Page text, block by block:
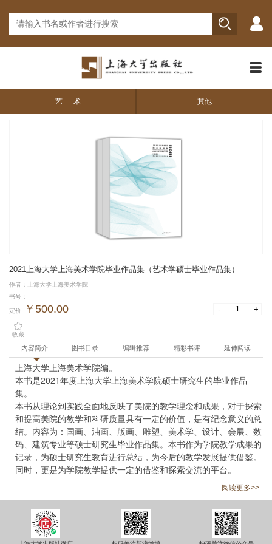
艺 术 其他
2021上海大学上海美术学院毕业作品集（艺术学硕士毕业作品集）
作者：上海大学上海美术学院
书号：
定价 ￥500.00 - +
收藏
内容简介 图书目录 编辑推荐 精彩书评 延伸阅读
上海大学上海美术学院编。
本书是2021年度上海大学上海美术学院硕士研究生的毕业作品
集。
本书从理论到实践全面地反映了美院的教学理念和成果，对于探索
和提高美院的教学和科研质量具有一定的价值，是有纪念意义的总
结。内容为：国画、油画、版画、雕塑、美术学、设计、会展、数
码、建筑专业等硕士研究生毕业作品集。本书作为学院教学成果的
记录，为硕士研究生教育进行总结，为今后的教学发展提供借鉴。
同时，更是为学院教学提供一定的借鉴和探索交流的平台。
阅读更多>>